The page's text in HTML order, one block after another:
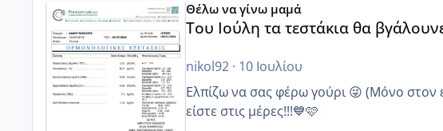
Θέλω να γίνω μαμά
Του Ιούλη τα τεστάκια θα
nikol92· 10 Ιουλίου
Ελπίζω να σας φέρω γούρι 😜 (Μόνο
είστε στις μέρες!!!💙🩷